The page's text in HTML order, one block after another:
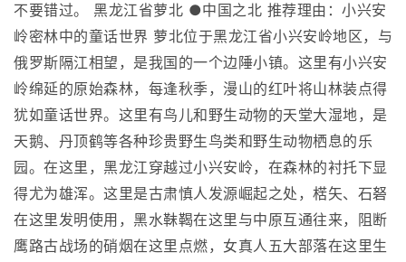
不要错过。 黑龙江省萝北 ●中国之北 推荐理由：小兴安
岭密林中的童话世界 萝北位于黑龙江省小兴安岭地区，与
俄罗斯隔江相望，是我国的一个边陲小镇。这里有小兴安
岭绵延的原始森林，每逢秋季，漫山的红叶将山林装点得
犹如童话世界。这里有鸟儿和野生动物的天堂大湿地，是
天鹅、丹顶鹤等各种珍贵野生鸟类和野生动物栖息的乐
园。在这里，黑龙江穿越过小兴安岭，在森林的衬托下显
得尤为雄浑。这里是古肃慎人发源崛起之处，楛矢、石砮
在这里发明使用，黑水靺鞨在这里与中原互通往来，阻断
鹰路古战场的硝烟在这里点燃，女真人五大部落在这里生